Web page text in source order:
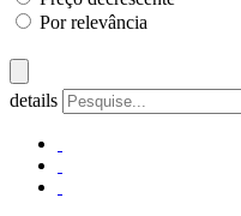
Por relevância
details